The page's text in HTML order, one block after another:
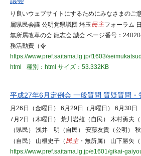
り良いウェブサイトにするためにみなさまのご
属県民会議 公明党県議団 埼玉民主フォーラム
無所属改革の会 龍志会 誠会 ページ番号：
務活動費（令
https://www.pref.saitama.lg.jp/f1603/
html
種別：html サイズ：53.332KB
平成27年6月定例会 一般質問 質疑質問
月26日（金曜日） 6月29日（月曜日） 6月30日
7月2日（木曜日） 荒川岩雄（自民） 木村勇夫（
（県民） 浅井 明（自民） 安藤友貴（公明）
（自民） 山根史子（ 民主・無所属） 山下勝矢
https://www.pref.saitama.lg.jp/e1601/gikai-